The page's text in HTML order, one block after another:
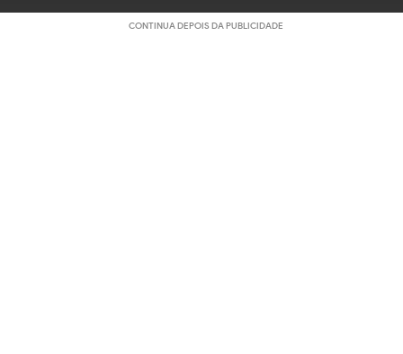
CONTINUA DEPOIS DA PUBLICIDADE